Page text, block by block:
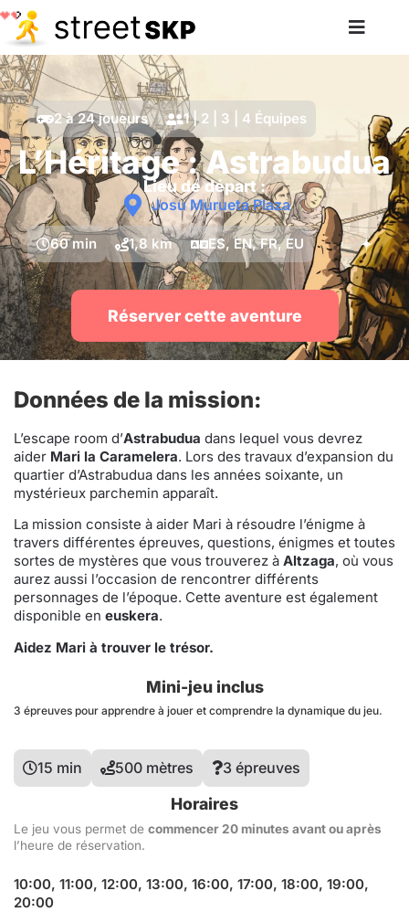
2 à 24 joueurs 1 | 2 | 3 | 4 Équipes
L’Héritage : Astrabudua
Lieu de départ :
Josu Murueta Plaza
60 min 1,8 km ES, EN, FR, EU
Réserver cette aventure
Données de la mission:
L’escape room d’Astrabudua dans lequel vous devrez
aider Mari la Caramelera. Lors des travaux d’expansion du
quartier d’Astrabudua dans les années soixante, un
mystérieux parchemin apparaît.
La mission consiste à aider Mari à résoudre l’énigme à
travers différentes épreuves, questions, énigmes et toutes
sortes de mystères que vous trouverez à Altzaga, où vous
aurez aussi l’occasion de rencontrer différents
personnages de l’époque. Cette aventure est également
disponible en euskera.
Aidez Mari à trouver le trésor.
Mini-jeu inclus
3 épreuves pour apprendre à jouer et comprendre la dynamique du jeu.
15 min 500 mètres 3 épreuves
Horaires
Le jeu vous permet de commencer 20 minutes avant ou après
l’heure de réservation.
10:00, 11:00, 12:00, 13:00, 16:00, 17:00, 18:00, 19:00,
20:00